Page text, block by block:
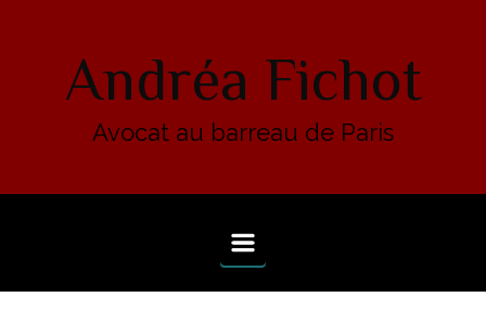
Andréa Fichot
Avocat au barreau de Paris